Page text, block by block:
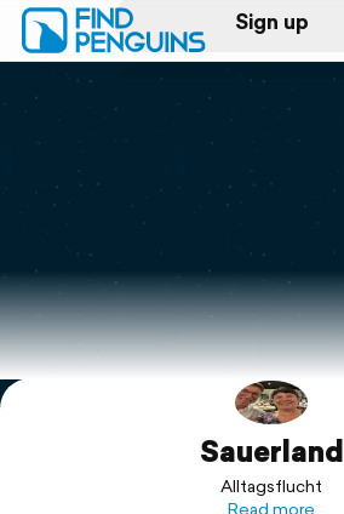
Sign up
Log in
Print a book
Flyover video
Explore
Sauerland
Alltagsflucht
Read more